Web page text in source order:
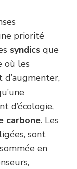
priorité
syndics que
où les
d’augmenter,
d’écologie,
carbone. Les
sont
en